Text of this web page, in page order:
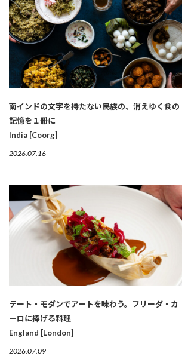
南インドの文字を持たない民族の、消えゆく食の
記憶を１冊に
India [Coorg]
2026.07.16
テート・モダンでアートを味わう。フリーダ・カ
ーロに捧げる料理
England [London]
2026.07.09